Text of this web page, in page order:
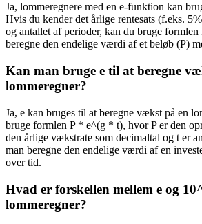
Ja, lommeregnere med en e-funktion kan
Hvis du kender det årlige rentesats (f.eks.
og antallet af perioder, kan du bruge
beregne den endelige værdi af et beløb (P)
Kan man bruge e til at beregne
lommeregner?
Ja, e kan bruges til at beregne vækst på en
bruge formlen P * e^(g * t), hvor P er den
den årlige vækstrate som decimaltal og t er
man beregne den endelige værdi af en
over tid.
Hvad er forskellen mellem e og
lommeregner?